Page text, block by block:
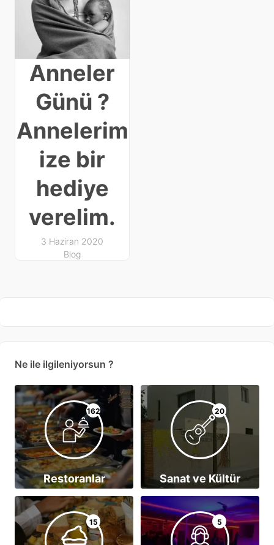
Anneler
Günü ?
Annelerim
ize bir
hediye
verelim.
3 Haziran 2020
Blog
Ne ile ilgileniyorsun ?
162
Restoranlar
20
Sanat ve Kültür
15 5